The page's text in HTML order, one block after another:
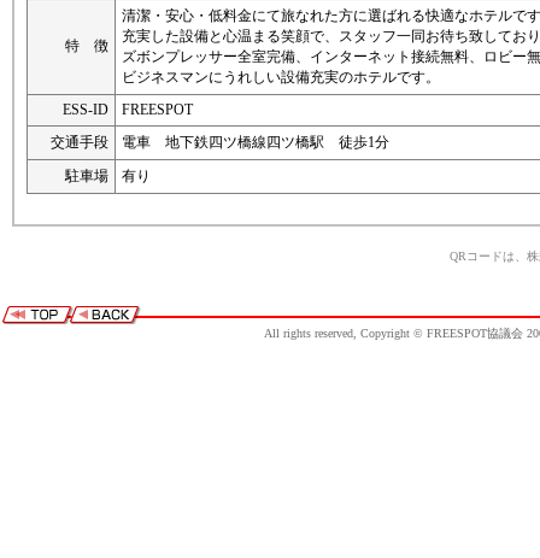
特 徴
清潔・安心・低料金にて旅なれた方に選ばれる快適なホテルで
充実した設備と心温まる笑顔で、スタッフ一同お待ち致してお
ズボンプレッサー全室完備、インターネット接続無料、ロビー
ビジネスマンにうれしい設備充実のホテルです。
ESS-ID
FREESPOT
交通手段
電車 地下鉄四ツ橋線四ツ橋駅 徒歩1分
駐車場
有り
QRコードは、
All rights reserved, Copyright © FREESPOT協議会